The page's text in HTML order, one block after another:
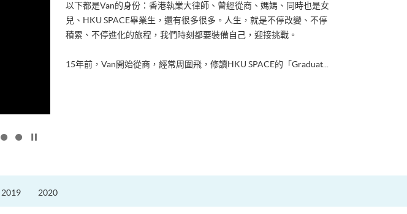
以下都是Van的身份：香港執業大律師、曾經從商、媽媽、同時也是女
兒、HKU SPACE畢業生，還有很多很多。人生，就是不停改變、不停
積累、不停進化的旅程，我們時刻都要裝備自己，迎接挑戰。
15年前，Van開始從商，經常周圍飛，修讀HKU SPACE的「Graduat...
2019 2020